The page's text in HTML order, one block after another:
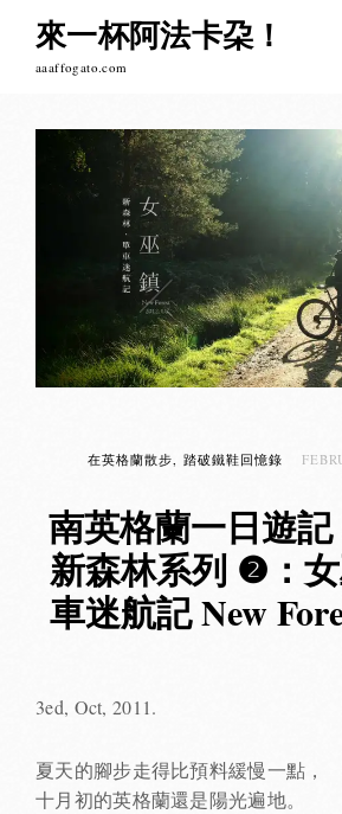
content來一杯阿法卡朶！
aaaffogato.com
在英格蘭散步 踏破鐵鞋回憶錄
南英格蘭一日遊記
新森林系列 ❷：
車迷航記 New
3ed, Oct, 2011.
夏天的腳步走得比預料緩慢一點，
十月初的英格蘭還是陽光遍地。